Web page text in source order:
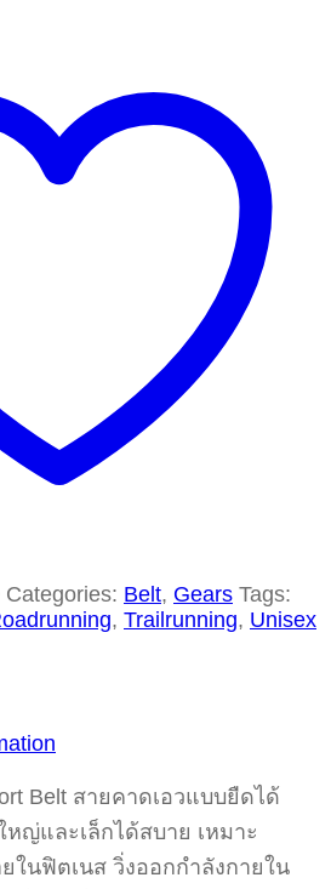
Categories: Belt, Gears Tags:
, Trailrunning, Unisex
Belt สายคาดเอวแบบยืดได้
ญ่และเล็กได้สบาย เหมาะ
ในฟิตเนส วิ่งออกกำลังกายใน